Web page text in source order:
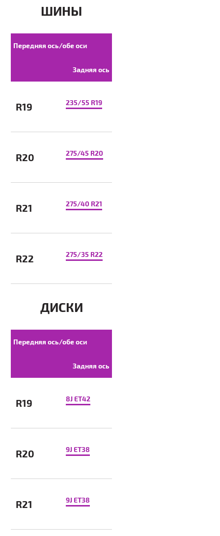
ШИНЫ
Передняя ось/обе оси
Задняя ось
R19 235/55 R19
R20 275/45 R20
R21 275/40 R21
R22 275/35 R22
ДИСКИ
Передняя ось/обе оси
Задняя ось
R19 8J ET42
R20 9J ET38
R21 9J ET38